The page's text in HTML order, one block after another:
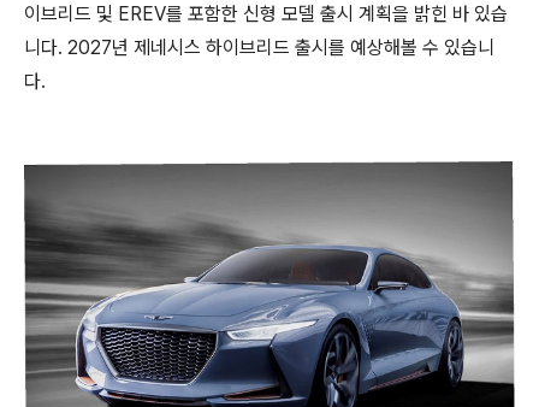
이브리드 및 EREV를 포함한 신형 모델 출시 계획을 밝힌 바 있습
니다. 2027년 제네시스 하이브리드 출시를 예상해볼 수 있습니
다.